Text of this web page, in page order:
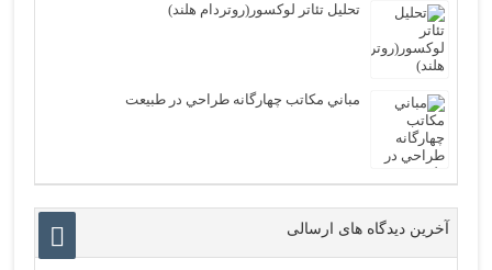
تحلیل تئاتر لوکسور(روتردام هلند)
مباني مكاتب چهارگانه طراحي در طبيعت
آخرین دیدگاه های ارسالی